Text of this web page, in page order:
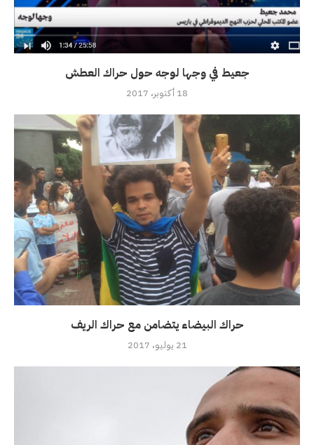
جعيط في وجها لوجه حول حراك العطش
18 أكتوبر، 2017
حراك البيضاء يتضامن مع حراك الريف
21 يوليو، 2017